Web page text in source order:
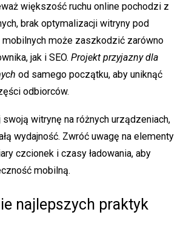
większość ruchu online pochodzi z
brak optymalizacji witryny pod
może zaszkodzić zarówno
jak i SEO. Projekt przyjazny dla
od samego początku, aby uniknąć
odbiorców.
swoją witrynę na różnych urządzeniach,
wydajność. Zwróć uwagę na elementy
czcionek i czasy ładowania, aby
mobilną.
najlepszych praktyk